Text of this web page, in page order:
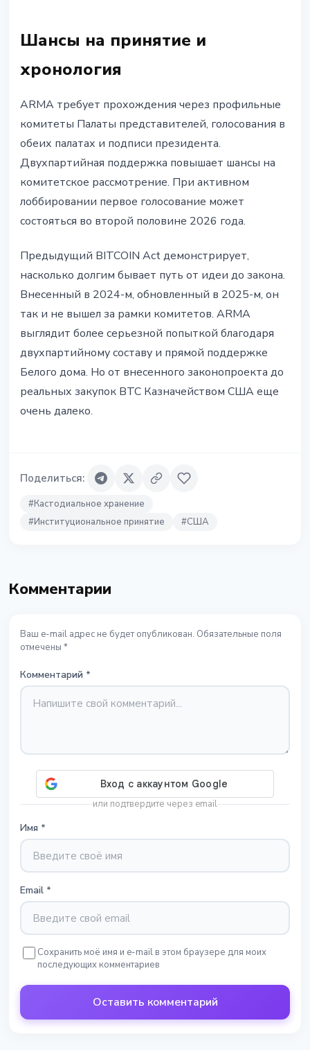
Шансы на принятие и
хронология
ARMA требует прохождения через профильные
комитеты Палаты представителей, голосования в
обеих палатах и подписи президента.
Двухпартийная поддержка повышает шансы на
комитетское рассмотрение. При активном
лоббировании первое голосование может
состояться во второй половине 2026 года.
Предыдущий BITCOIN Act демонстрирует,
насколько долгим бывает путь от идеи до закона.
Внесенный в 2024-м, обновленный в 2025-м, он
так и не вышел за рамки комитетов. ARMA
выглядит более серьезной попыткой благодаря
двухпартийному составу и прямой поддержке
Белого дома. Но от внесенного законопроекта до
реальных закупок BTC Казначейством США еще
очень далеко.
Поделиться:
#Кастодиальное хранение
#Институциональное принятие #США
Комментарии
Ваш e-mail адрес не будет опубликован. Обязательные поля
отмечены *
Комментарий *
или подтвердите через email
Имя *
Email *
Сохранить моё имя и e-mail в этом браузере для моих
последующих комментариев
Оставить комментарий